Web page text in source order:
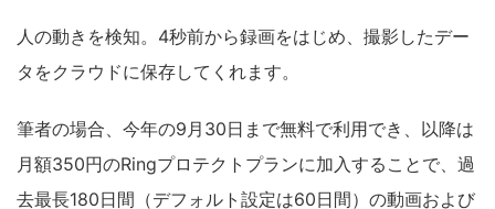
人の動きを検知。4秒前から録画をはじめ、撮影したデー
タをクラウドに保存してくれます。
筆者の場合、今年の9月30日まで無料で利用でき、以降は
月額350円のRingプロテクトプランに加入することで、過
去最長180日間（デフォルト設定は60日間）の動画および